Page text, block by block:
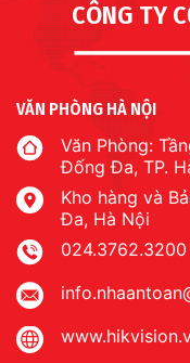
CÔNG TY
VĂN PHÒNG HÀ NỘI
Văn Phòng:
Đống Đa, TP.
Kho hàng và
Đa, Hà Nội
024.3762.3200